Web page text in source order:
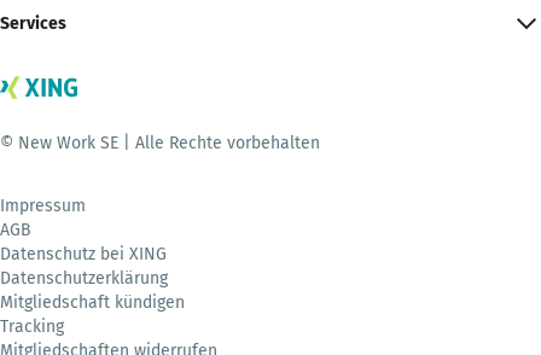
Services
© New Work SE | Alle Rechte vorbehalten
Impressum
AGB
Datenschutz bei XING
Datenschutzerklärung
Mitgliedschaft kündigen
Tracking
Mitgliedschaften widerrufen